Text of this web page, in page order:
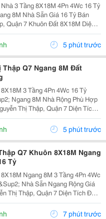
3 Tầng 8X18M 4Pn 4Wc 16 Tỷ
8M Nhà Sẵn Giá 16 Tỷ Bán
Quận 7 Khuôn Đất 8X18M Diện
3 Tầng 4 Phòng Ngủ &Ndash; 4
Toilet. Thông Tin Nhà Kích Thước:...
5 phút trước
Thập Q7 Ngang 8M Đất
3 Tầng 4Pn 4Wc 16 Tỷ
Ngang 8M Nhà Rộng Phù Hợp
Thị Thập, Quận 7 Diện Tích
Kết Cấu 3 Tầng Công
Năng 4 Phòng Ngủ &Ndash; 4 Toilet. Thông Tin Đất...
5 phút trước
Q7 Khuôn 8X18M Ngang
Tỷ
Ngang 8M 3 Tầng 4Pn 4Wc
Nhà Sẵn Ngang Rộng Giá
Thị Thập, Quận 7 Diện Tích Đất
Kết Cấu 3 Tầng 4 Phòng Ngủ 4
Toilet. Thông Tin Nổi Bật Khuôn Đất 8X18M...7 phút trước